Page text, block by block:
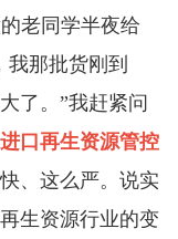
回收范围
服务项目
新闻动态
免责说明
老同学半夜给
那批货刚到
了。”我赶紧问
进口再生资源管控
、这么严。说实
生资源行业的变